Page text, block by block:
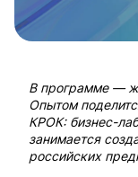
В программе —
Опытом
КРОК: бизнес-
занимается
российских